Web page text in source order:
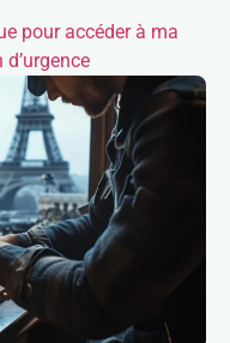
pour accéder à ma